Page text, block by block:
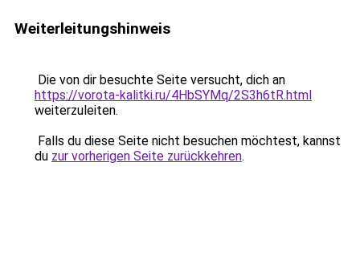
Weiterleitungshinweis
Die von dir besuchte Seite versucht, dich an
https://vorota-kalitki.ru/4HbSYMq/2S3h6tR.html
weiterzuleiten.
Falls du diese Seite nicht besuchen möchtest, kannst
du zur vorherigen Seite zurückkehren.